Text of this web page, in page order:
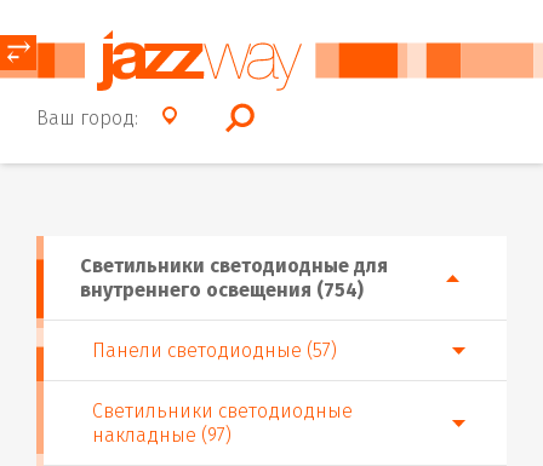
Ваш город:
⥂
Светильники светодиодные для
внутреннего освещения (754)
Панели светодиодные (57)
Светильники светодиодные
накладные (97)